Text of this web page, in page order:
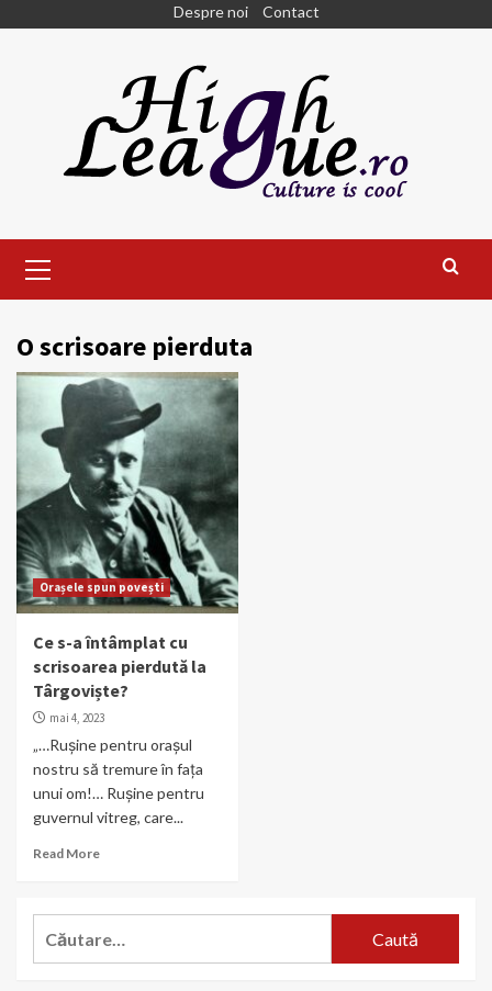
Despre noi Contact
Menu
O scrisoare pierduta
Orașele spun povești
Ce s-a întâmplat cu
scrisoarea pierdută la
Târgoviște?
mai 4, 2023
„…Ruşine pentru oraşul
nostru să tremure în faţa
unui om!… Ruşine pentru
guvernul vitreg, care...
Read More